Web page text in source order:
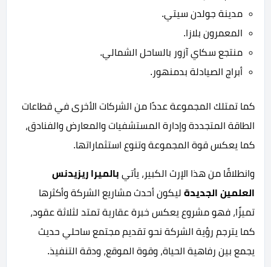
مدينة جولدن سيتي.
المعمرون بلازا.
منتجع سكاي آزور بالساحل الشمالي.
أبراج الصيادلة بدمنهور.
كما تمتلك المجموعة عددًا من الشركات الأخرى في قطاعات
الطاقة المتجددة وإدارة المستشفيات والمعارض والفنادق،
كما يعكس قوة المجموعة وتنوع استثماراتها.
وانطلاقًا من هذا الإرث الكبير، يأتي بالميرا ريزيدنس
العلمين الجديدة ليكون أحدث مشاريع الشركة وأكثرها
تميزًا، فهو مشروع يعكس خبرة عقارية تمتد لثلاثة عقود،
كما يترجم رؤية الشركة نحو تقديم مجتمع ساحلي حديث
يجمع بين رفاهية الحياة، وقوة الموقع، ودقة التنفيذ.